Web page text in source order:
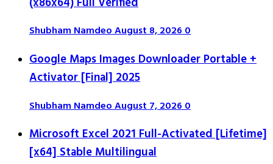
Shubham NamdeoAugust 8, 20260
Google Maps Images Downloader Portable +
Activator [Final] 2025
Shubham NamdeoAugust 7, 20260
Microsoft Excel 2021 Full-Activated [Lifetime]
[x64] Stable Multilingual